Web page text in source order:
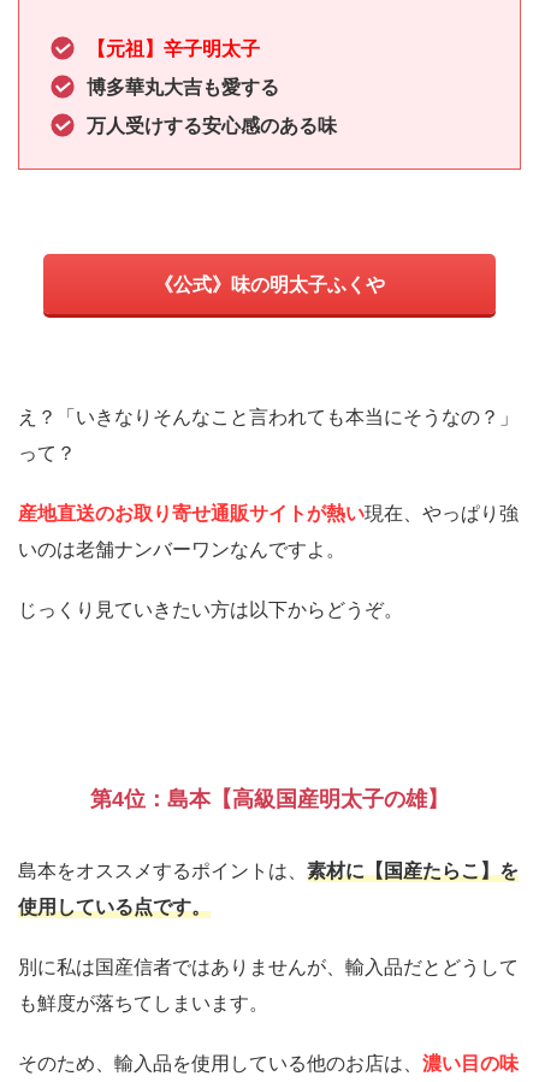
【元祖】辛子明太子
博多華丸大吉も愛する
万人受けする安心感のある味
《公式》味の明太子ふくや
え？「いきなりそんなこと言われても本当にそうなの？」
って？
産地直送のお取り寄せ通販サイトが熱い現在、やっぱり強
いのは老舗ナンバーワンなんですよ。
じっくり見ていきたい方は以下からどうぞ。
第4位：島本【高級国産明太子の雄】
島本をオススメするポイントは、 素材に【国産たらこ】を
使用している点です。
別に私は国産信者ではありませんが、輸入品だとどうして
も鮮度が落ちてしまいます。
そのため、輸入品を使用している他のお店は、 濃い目の味